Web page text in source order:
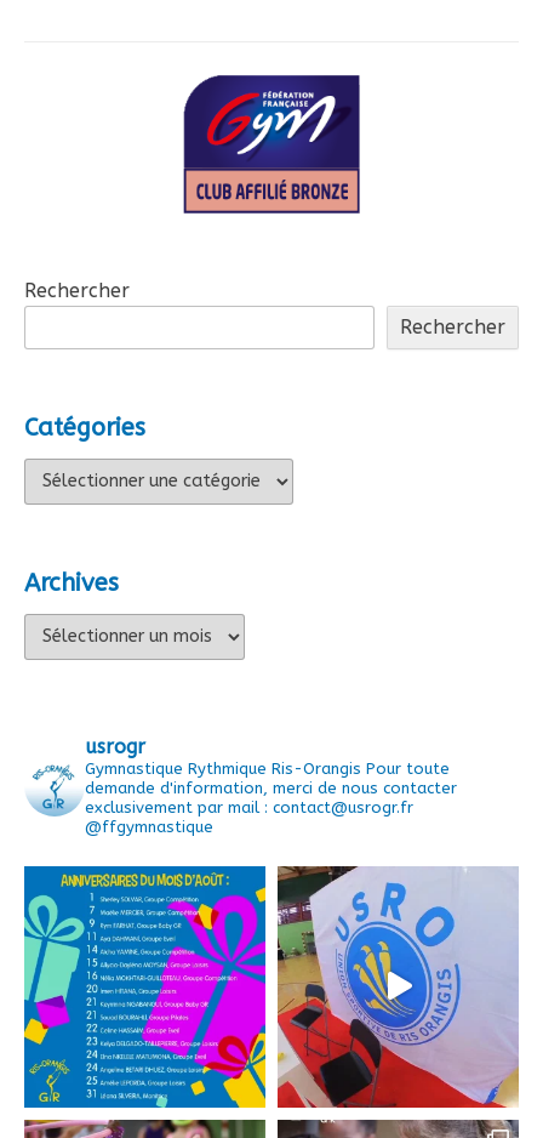
Rechercher
Rechercher
Catégories
Catégories
Archives
Archives
usrogr
Gymnastique Rythmique Ris-Orangis Pour toute
demande d'information, merci de nous contacter
exclusivement par mail : contact@usrogr.fr
@ffgymnastique